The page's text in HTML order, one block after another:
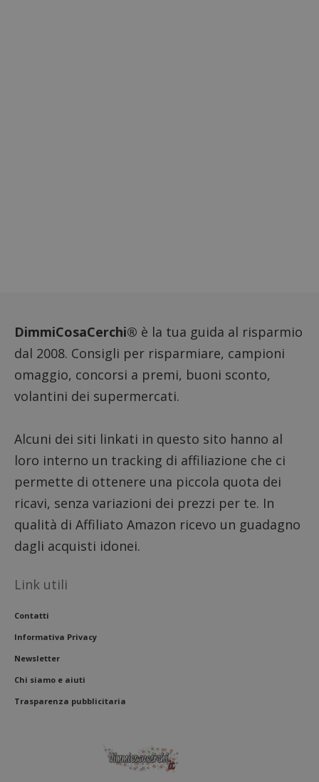
DimmiCosaCerchi® è la tua guida al risparmio
dal 2008. Consigli per risparmiare, campioni
omaggio, concorsi a premi, buoni sconto,
volantini dei supermercati.
Alcuni dei siti linkati in questo sito hanno al
loro interno un tracking di affiliazione che ci
permette di ottenere una piccola quota dei
ricavi, senza variazioni dei prezzi per te. In
qualità di Affiliato Amazon ricevo un guadagno
dagli acquisti idonei.
Link utili
Contatti
Informativa Privacy
Newsletter
Chi siamo e aiuti
Trasparenza pubblicitaria